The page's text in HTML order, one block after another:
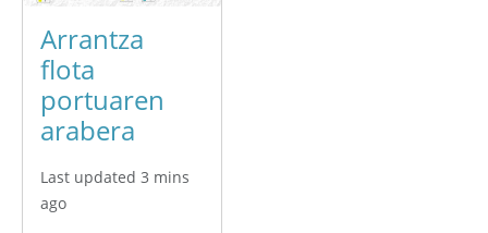
Arrantza
flota
portuaren
arabera
Last updated 3 mins
ago